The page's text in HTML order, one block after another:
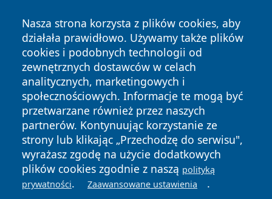
Nasza strona korzysta z plików cookies, aby
działała prawidłowo. Używamy także plików
cookies i podobnych technologii od
zewnętrznych dostawców w celach
analitycznych, marketingowych i
społecznościowych. Informacje te mogą być
przetwarzane również przez naszych
partnerów. Kontynuując korzystanie ze
strony lub klikając „Przechodzę do serwisu",
wyrażasz zgodę na użycie dodatkowych
plików cookies zgodnie z naszą polityką
prywatności. Zaawansowane ustawienia .
Copyright © 2026 suwalkinews.pl Wszystkie prawa
zastrzeżone.
News Autorzy
Polityka
Prywatności
Polityka
Cookies